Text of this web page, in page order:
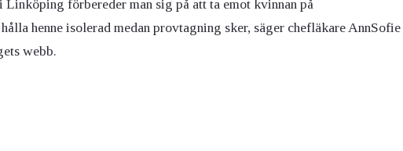
förbereder man sig på att ta emot kvinnan på
henne isolerad medan provtagning sker, säger chefläkare
webb.